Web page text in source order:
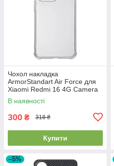
Чохол накладка
ArmorStandart Air Force для
Xiaomi Redmi 16 4G Camera
cover Clear (ARM90951)
В наявності
300 ₴ 318 ₴
Купити
–5%